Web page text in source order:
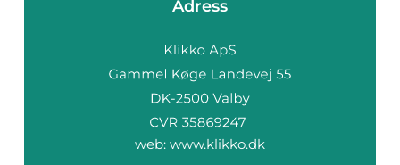
Adress
web: www.klikko.dk